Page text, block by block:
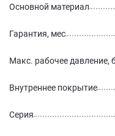
Основной материал
Гарантия, мес
Макс. рабочее давление,
Внутреннее покрытие
Серия